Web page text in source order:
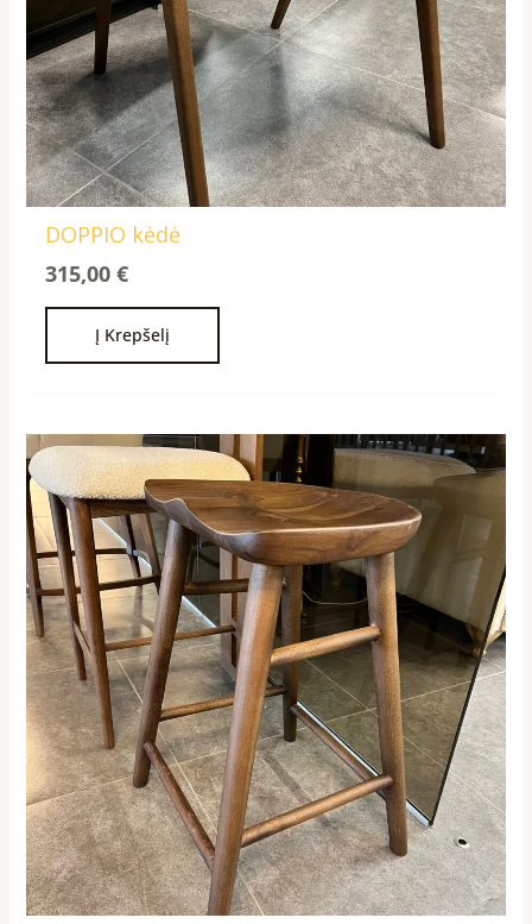
DOPPIO kėdė
315,00€
Į Krepšelį